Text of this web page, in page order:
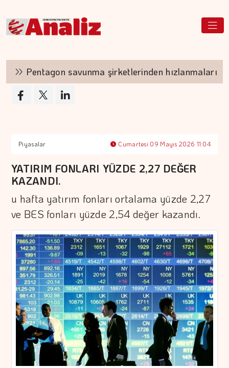
Pentagon savunma şirketlerinden hızlanmalarını
Piyasalar Cumartesi 09 Mayıs 2026 11:04
YATIRIM FONLARI YÜZDE 2,27 DEĞER
KAZANDI.
u hafta yatırım fonları ortalama yüzde 2,27
ve BES fonları yüzde 2,54 değer kazandı.